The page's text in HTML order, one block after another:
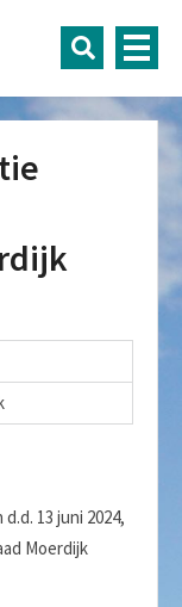
13 juni 2024,
Moerdijk